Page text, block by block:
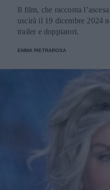
Il film, che racconta
uscirà il 19 dicembre 2024
trailer e doppiatori.
EMMA PIETRAROSA